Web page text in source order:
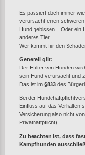
Es passiert doch immer
verursacht einen
Hund gebissen... Oder ein
anderes Tier...
Wer kommt für den
Generell gilt:
Der Halter von Hunden
sein Hund verursacht und
Das ist im §833 des
Bei der
Einfluss auf das Verhalten
Versicherung also nicht
Privathaftpflicht).
Zu beachten ist, dass
Kampfhunden